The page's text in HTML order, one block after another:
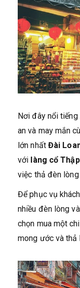
Nơi đây nổi
an và may mắn
lớn nhất Đài
với làng cổ
việc thả đèn
Để phục vụ
nhiều đèn lòng
chọn mua một
mong ước và thả